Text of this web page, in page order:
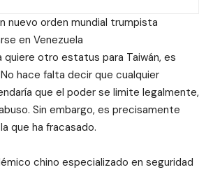
nuevo orden mundial trumpista
en Venezuela
quiere otro estatus para Taiwán, es
hace falta decir que cualquier
que el poder se limite legalmente,
Sin embargo, es precisamente
que ha fracasado.
chino especializado en seguridad